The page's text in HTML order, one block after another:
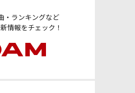
・ランキングなど
情報をチェック！